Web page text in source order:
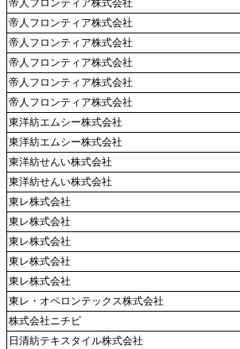
帝人フロンティア株式会社
帝人フロンティア株式会社
帝人フロンティア株式会社
帝人フロンティア株式会社
帝人フロンティア株式会社
帝人フロンティア株式会社
東洋紡エムシー株式会社
東洋紡エムシー株式会社
東洋紡せんい株式会社
東洋紡せんい株式会社
東レ株式会社
東レ株式会社
東レ株式会社
東レ株式会社
東レ株式会社
東レ・オペロンテックス株式会社
株式会社ニチビ
日清紡テキスタイル株式会社